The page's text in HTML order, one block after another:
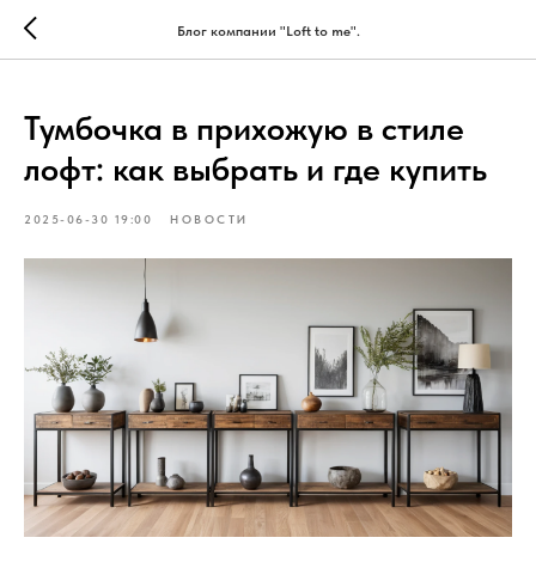
Блог компании "Loft to me".
Тумбочка в прихожую в стиле
лофт: как выбрать и где купить
2025-06-30 19:00 НОВОСТИ